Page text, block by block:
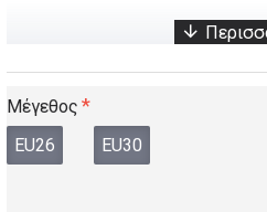
Μέγεθος
EU26
EU30